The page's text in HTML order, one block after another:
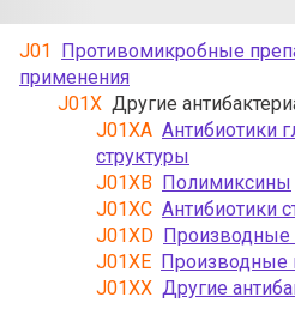
J01
Противомикробные
применения
J01X Другие
J01XA Антибиотики
структуры
J01XB Полимиксины
J01XC Антибиотики
J01XD Производные
J01XE Производные
J01XX Другие